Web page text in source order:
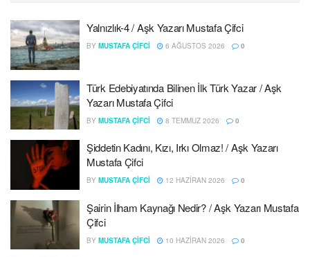
Yalnızlık-4 / Aşk Yazarı Mustafa Çifci
BY MUSTAFA ÇIFCI 6 AĞUSTOS 2026 0
Türk Edebiyatında Bilinen İlk Türk Yazar / Aşk
Yazarı Mustafa Çifci
BY MUSTAFA ÇIFCI 8 TEMMUZ 2026 0
Şiddetin Kadını, Kızı, Irkı Olmaz! / Aşk Yazarı
Mustafa Çifci
BY MUSTAFA ÇIFCI 12 HAZIRAN 2026 0
Şairin İlham Kaynağı Nedir? / Aşk Yazarı Mustafa
Çifci
BY MUSTAFA ÇIFCI 10 HAZIRAN 2026 0